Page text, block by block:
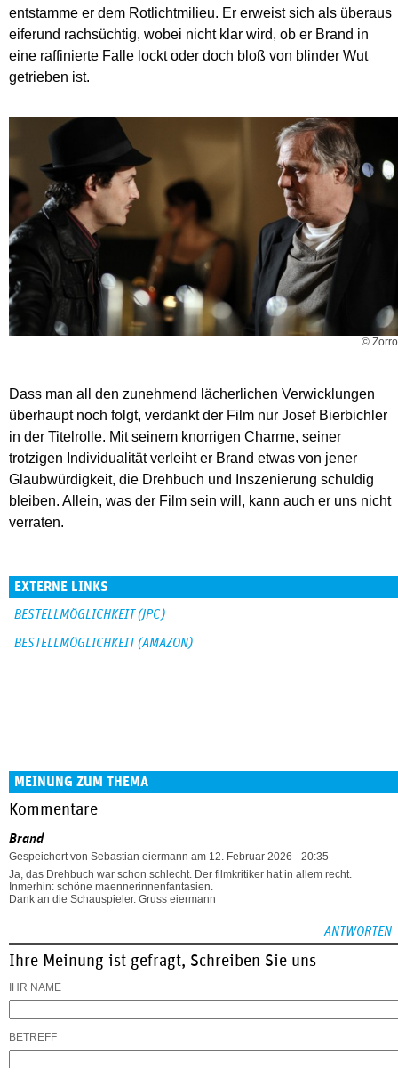
entstamme er dem Rotlichtmilieu. Er erweist sich als überaus
eiferund rachsüchtig, wobei nicht klar wird, ob er Brand in
eine raffinierte Falle lockt oder doch bloß von blinder Wut
getrieben ist.
© Zorro
Dass man all den zunehmend lächerlichen Verwicklungen
überhaupt noch folgt, verdankt der Film nur Josef Bierbichler
in der Titelrolle. Mit seinem knorrigen Charme, seiner
trotzigen Individualität verleiht er Brand etwas von jener
Glaubwürdigkeit, die Drehbuch und Inszenierung schuldig
bleiben. Allein, was der Film sein will, kann auch er uns nicht
verraten.
EXTERNE LINKS
BESTELLMÖGLICHKEIT (JPC)
BESTELLMÖGLICHKEIT (AMAZON)
MEINUNG ZUM THEMA
Kommentare
Brand
Gespeichert von Sebastian eiermann am 12. Februar 2026 - 20:35
Ja, das Drehbuch war schon schlecht. Der filmkritiker hat in allem recht.
Inmerhin: schöne maennerinnenfantasien.
Dank an die Schauspieler. Gruss eiermann
ANTWORTEN
Ihre Meinung ist gefragt, Schreiben Sie uns
IHR NAME
BETREFF